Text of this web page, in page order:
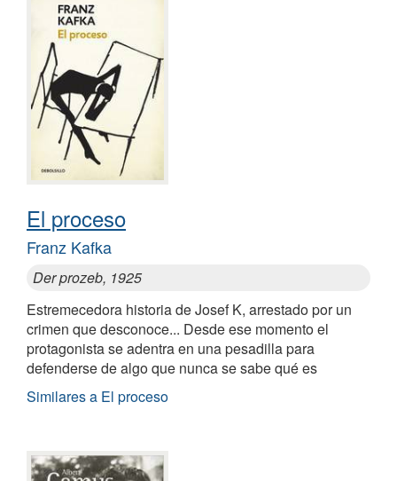
El proceso
Franz Kafka
Der prozeb, 1925
Estremecedora historia de Josef K, arrestado por un
crimen que desconoce... Desde ese momento el
protagonista se adentra en una pesadilla para
defenderse de algo que nunca se sabe qué es
Similares a El proceso